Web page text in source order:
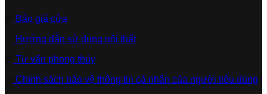
Báo giá cửa
Hướng dẫn sử dụng nội thất
Tư vấn phong thủy
Chính sách bảo vệ thông tin cá nhân của người tiêu dùng